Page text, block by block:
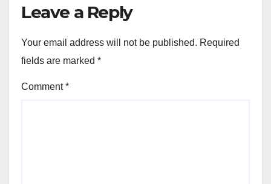
Leave a Reply
Your email address will not be published. Required
fields are marked *
Comment*